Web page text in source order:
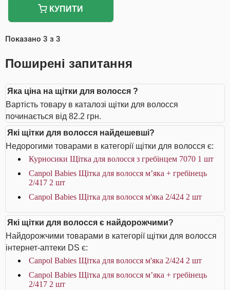
КУПИТИ
Показано 3 з 3
Поширені запитання
Яка ціна на щітки для волосся ?
Вартість товару в каталозі щітки для волосся
починається від 82.2 грн.
Які щітки для волосся найдешевші?
Недорогими товарами в категорії щітки для волосся є:
Курносики Щітка для волосся з гребінцем 7070 1 шт
Canpol Babies Щітка для волосся м’яка + гребінець
2/417 2 шт
Canpol Babies Щітка для волосся м'яка 2/424 2 шт
Які щітки для волосся є найдорожчими?
Найдорожчими товарами в категорії щітки для волосся
інтернет-аптеки DS є:
Canpol Babies Щітка для волосся м'яка 2/424 2 шт
Canpol Babies Щітка для волосся м’яка + гребінець
2/417 2 шт